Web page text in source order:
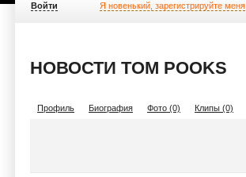
Войти Я новенький, зарегистрируйте меня
НОВОСТИ TOM POOKS
Профиль Биография Фото (0) Клипы (0)